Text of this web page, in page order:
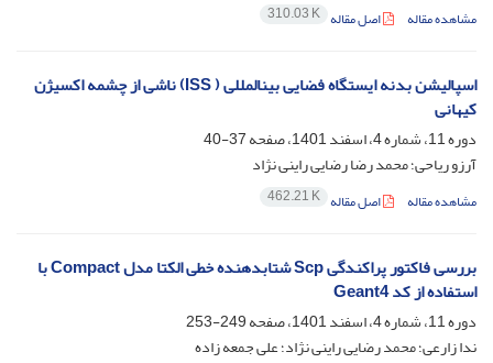
مشاهده مقاله اصل مقاله 310.03 K
اسپالیشن بدنه ایستگاه فضایی بینالمللی ( ISS) ناشی از چشمه اکسیژن
کیهانی
دوره 11، شماره 4، اسفند 1401، صفحه
37-40
آرزو ریاحی؛ محمد رضا رضایی راینی نژاد
مشاهده مقاله اصل مقاله 462.21 K
بررسی فاکتور پراکندگی Scp شتابدهنده خطی الکتا مدل Compact با
استفاده از کد Geant4
دوره 11، شماره 4، اسفند 1401، صفحه
249-253
ندا زارعی؛ محمد رضایی راینی نژاد؛ علی جمعه زاده